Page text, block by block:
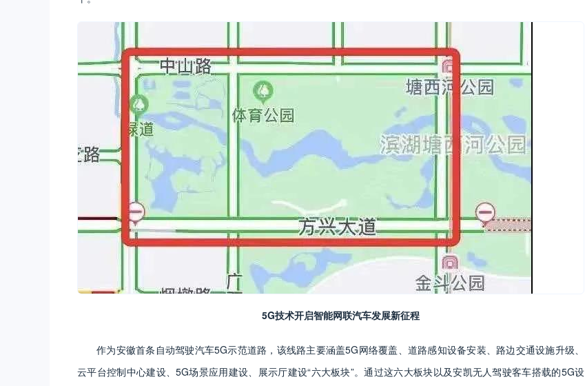
5G技术开启智能网联汽车发展新征程
作为安徽首条自动驾驶汽车5G示范道路，该线路主要涵盖5G网络覆盖、道路感知设备安装、路边交通设施升级、
云平台控制中心建设、5G场景应用建设、展示厅建设“六大板块”。通过这六大板块以及安凯无人驾驶客车搭载的5G设